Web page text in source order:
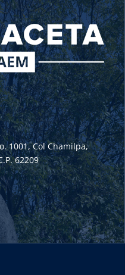
1001, Col Chamilpa,
62209